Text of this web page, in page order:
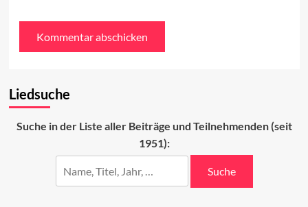
Liedsuche
Suche in der Liste aller Beiträge und Teilnehmenden (seit
1951):
Suche